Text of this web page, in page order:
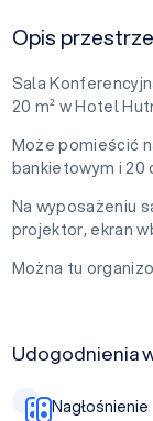
Opis
Sala
20 m² w Hotel
Może pomieścić
bankietowym i 20
Na wyposażeniu
projektor, ekran
Można tu
Udogodnienia
Nagłośnienie